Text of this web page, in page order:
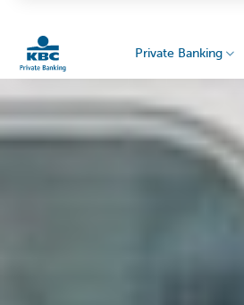
KBC
Private Banking